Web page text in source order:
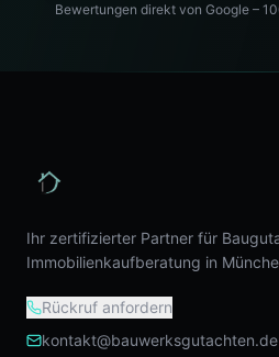
Bewertungen direkt von Google –
Ihr zertifizierter Partner für
Immobilienkaufberatung in
Rückruf anfordern
kontakt@bauwerksgutachten.de